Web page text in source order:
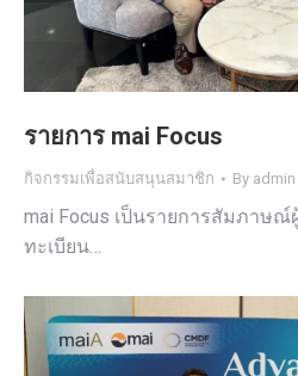
รายการ mai Focus
กิจกรรมเพื่อสนับสนุนสมาชิก By admin
mai Focus เป็นรายการสัมภาษ
ทะเบียน…